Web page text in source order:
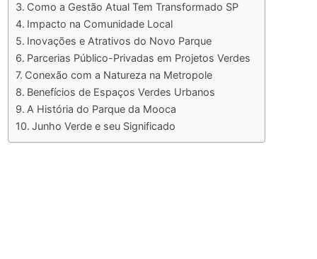
Como a Gestão Atual Tem Transformado SP
Impacto na Comunidade Local
Inovações e Atrativos do Novo Parque
Parcerias Público-Privadas em Projetos Verdes
Conexão com a Natureza na Metropole
Benefícios de Espaços Verdes Urbanos
A História do Parque da Mooca
Junho Verde e seu Significado